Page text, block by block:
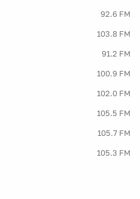
92.6 FM
103.8 FM
91.2 FM
100.9 FM
102.0 FM
105.5 FM
105.7 FM
105.3 FM